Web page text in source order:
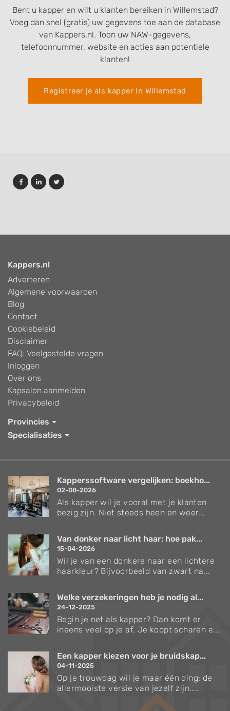
Bent u kapper en wilt u klanten bereiken in Willemstad?
Voeg dan snel (gratis) uw gegevens toe aan de database
van Kappers.nl. Toon uw NAW-gegevens,
telefoonnummer, website en acties aan potentiele
klanten!
Registreer je als kapper in Willemstad
Kappers.nl
Adverteren
Algemene voorwaarden
Blog
Contact
Cookiebeleid
Disclaimer
FAQ: Veelgestelde vragen
Inloggen
Over ons
Kapsalon aanmelden
Privacybeleid
Provincies
Specialisaties
Kapperssoftware vergelijken: boekho...
02-08-2026
Als kapper wil je vooral met je klanten
bezig zijn. Niet steeds heen en weer...
Van donker naar licht haar: hoe pak...
15-04-2026
Wil je van een donkere naar een lichtere
haarkleur? Bijvoorbeeld van zwart na...
Welke verzekeringen heb je nodig al...
24-12-2025
Begin je net als kapper? Dan komt er
ineens veel op je af. Je koopt scharen e...
Een kapper kiezen voor je bruidskap...
04-11-2025
Op je trouwdag wil je maar één ding: de
allermooiste versie van jezelf zijn....